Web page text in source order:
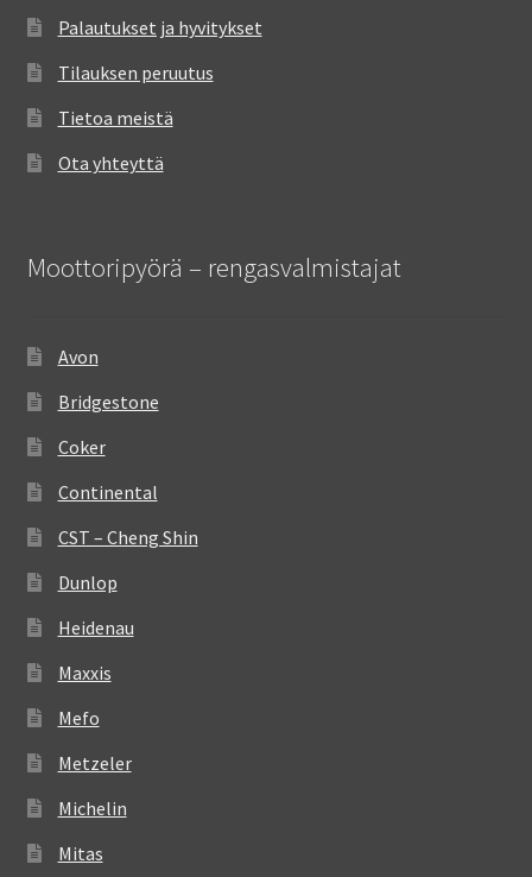
Palautukset ja hyvitykset
Tilauksen peruutus
Tietoa meistä
Ota yhteyttä
Moottoripyörä – rengasvalmistajat
Avon
Bridgestone
Coker
Continental
CST – Cheng Shin
Dunlop
Heidenau
Maxxis
Mefo
Metzeler
Michelin
Mitas